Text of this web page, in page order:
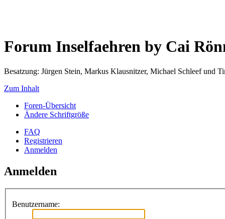
Forum Inselfaehren by Cai
Besatzung: Jürgen Stein, Markus Klausnitzer, Michael Schleef und
Zum Inhalt
Foren-Übersicht
Ändere Schriftgröße
FAQ
Registrieren
Anmelden
Anmelden
Benutzername: